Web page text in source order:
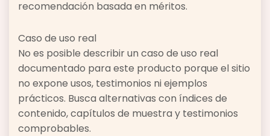
recomendación basada en méritos.
Caso de uso real
No es posible describir un caso de uso real
documentado para este producto porque el sitio
no expone usos, testimonios ni ejemplos
prácticos. Busca alternativas con índices de
contenido, capítulos de muestra y testimonios
comprobables.